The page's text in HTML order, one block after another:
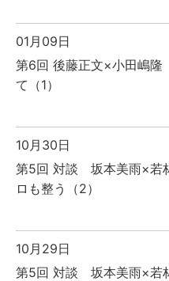
01月09日
第6回 後藤正文×小田嶋
て（1）
10月30日
第5回 対談 坂本美雨×若
ロも整う（2）
10月29日
第5回 対談 坂本美雨×若